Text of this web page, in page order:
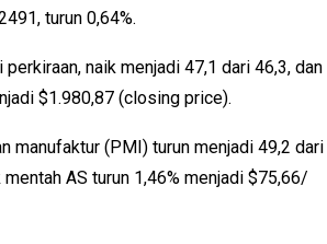
turun 0,64%.
naik menjadi 47,1 dari 46,3, dan
$1.980,87 (closing price).
manufaktur (PMI) turun menjadi 49,2 dari
mentah AS turun 1,46% menjadi $75,66/